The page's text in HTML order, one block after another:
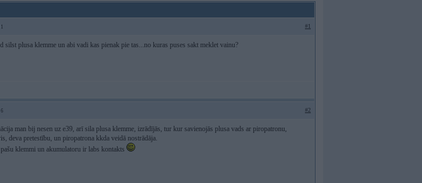
#1
silst plusa klemme un abi vadi kas pienak pie tas...no kuras puses sakt meklet vainu?
#2
man bij nesen uz e39, arī sila plusa klemme, izrādījās, tur kur savienojās plusa vads ar piropatronu,
deva pretestību, un piropatrona kkda veidā nostrādāja.
klemmi un akumulatoru ir labs kontakts